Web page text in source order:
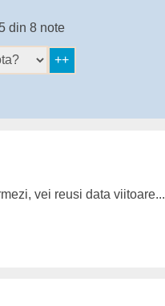
din 8 note
vei reusi data viitoare...